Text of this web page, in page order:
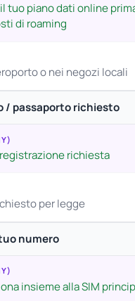
tuo piano dati online
di roaming
o nei negozi locali
/ passaporto richiesto
richiesta
per legge
numero
insieme alla SIM